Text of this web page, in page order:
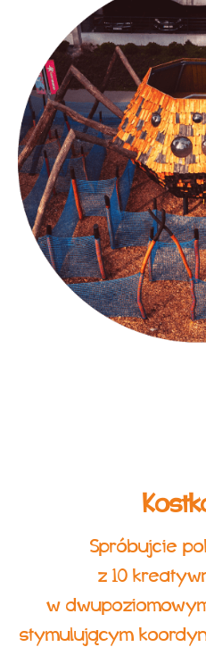
Spróbujcie
z 10
w
stymulującym